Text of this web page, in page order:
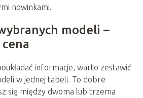
nowinkami.
modeli –
informacje, warto zestawić
w jednej tabeli. To dobre
się między dwoma lub trzema